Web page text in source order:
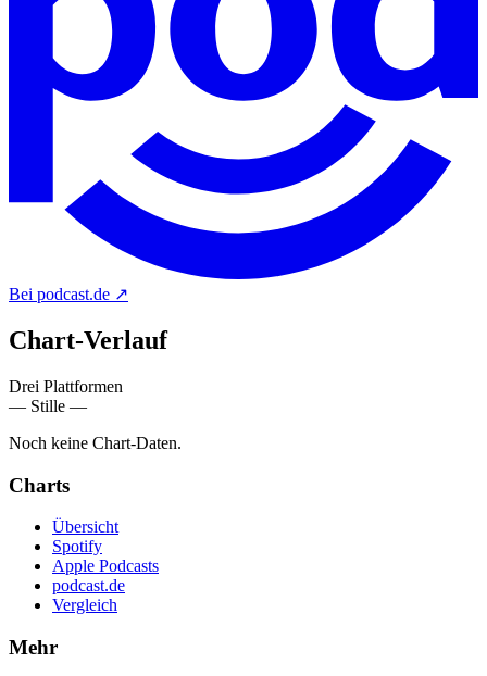
Bei podcast.de ↗
Chart-Verlauf
Drei Plattformen
— Stille —
Noch keine Chart-Daten.
Charts
Übersicht
Spotify
Apple Podcasts
podcast.de
Vergleich
Mehr